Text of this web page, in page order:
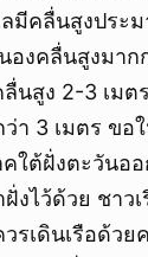
มีคลื่นสูงประ
งคลื่นสูงมาก
นสูง 2-3 เม
า 3 เมตร ขอ
ใต้ฝั่งตะวันอ
งไว้ด้วย ชาว
รเดินเรือด้วย